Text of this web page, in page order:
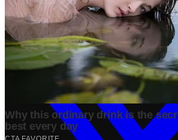
Bisnis·1 year ago
Share: